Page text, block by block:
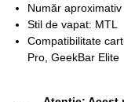
Număr
Stil de vapat: MTL
Compatibilitate
Pro, GeekBar Elite